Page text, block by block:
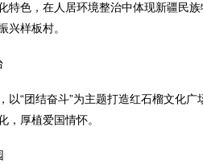
特色，在人居环境整治中体现新疆民
兴样板村。
以“团结奋斗”为主题打造红石榴文化
，厚植爱国情怀。